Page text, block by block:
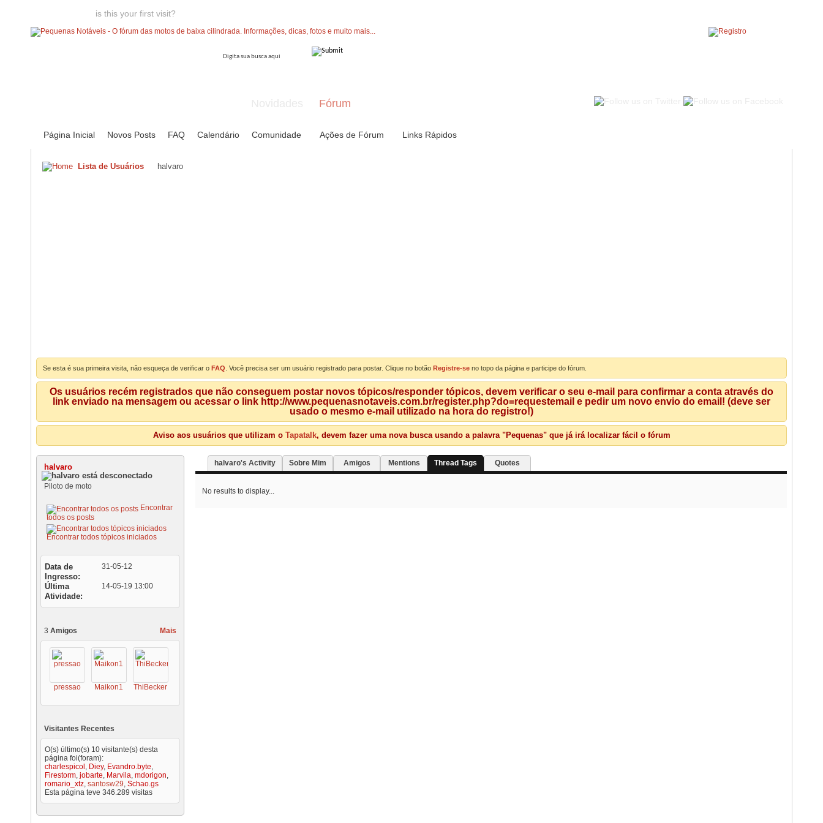
is this your first visit?
Fórum
Página Inicial Novos Posts FAQ Calendário Comunidade Ações de Fórum Links Rápidos
Lista de Usuários halvaro
Se esta é sua primeira visita, não esqueça de verificar o FAQ . Você precisa ser um usuário registrado para postar. Clique no botão Registre-se no topo da página e participe do fórum.
Os usuários recém registrados que não conseguem postar novos tópicos/responder tópicos, devem verificar o seu e-mail para confirmar a conta através do
link enviado na mensagem ou acessar o link http://www.pequenasnotaveis.com.br/register.php?do=requestemail e pedir um novo envio do email! (deve ser
usado o mesmo e-mail utilizado na hora do registro!)
Aviso aos usuários que utilizam o Tapatalk, devem fazer uma nova busca usando a palavra "Pequenas" que já irá localizar fácil o fórum
halvaro
Piloto de moto
Encontrar
todos os posts
Encontrar todos tópicos iniciados
Data de
Ingresso
31-05-12
Última
Atividade
14-05-19 13:00
Mais
3 Amigos
pressao Maikon1 ThiBecker
Visitantes Recentes
O(s) último(s) 10 visitante(s) desta
página foi(foram):
charlespicol , Diey, Evandro.byte,
Firestorm, jobarte, Marvila, mdorigon,
romario_xtz, santosw29, Schao.gs
Esta página teve 346.289 visitas
halvaro's Activity Sobre Mim Amigos Mentions Thread Tags Quotes
No results to display...